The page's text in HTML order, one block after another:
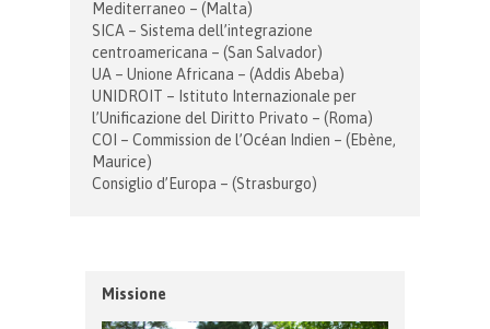
Mediterraneo – (Malta)
SICA – Sistema dell’integrazione
centroamericana – (San Salvador)
UA – Unione Africana – (Addis Abeba)
UNIDROIT – Istituto Internazionale per
l’Unificazione del Diritto Privato – (Roma)
COI – Commission de l’Océan Indien – (Ebène,
Maurice)
Consiglio d’Europa – (Strasburgo)
Missione